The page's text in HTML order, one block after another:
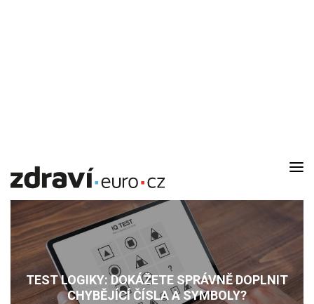
DOMÁCÍ LÉKAŘ
RODINA
RECEPTY
TEST LOGIKY: DOKÁŽETE SPRÁVNĚ DOPLNIT
CHYBĚJÍCÍ ČÍSLA A SYMBOLY?